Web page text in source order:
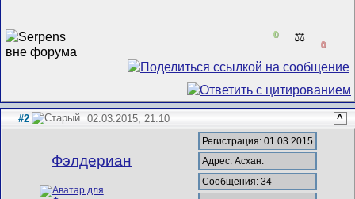
0 ⚖️
0
#2 02.03.2015, 21:10 ^
Фэлдериан
Регистрация: 01.03.2015
Адрес: Асхан.
Сообщения: 34